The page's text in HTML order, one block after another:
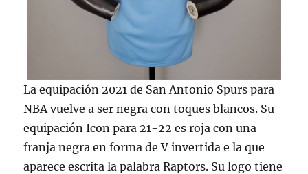
La equipación 2021 de San Antonio Spurs para
NBA vuelve a ser negra con toques blancos. Su
equipación Icon para 21-22 es roja con una
franja negra en forma de V invertida e la que
aparece escrita la palabra Raptors. Su logo tiene